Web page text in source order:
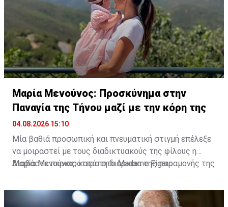
Μαρία Μενούνος: Προσκύνημα στην
Παναγία της Τήνου μαζί με την κόρη της
04.08.2026 15:10
Μία βαθιά προσωπική και πνευματική στιγμή επέλεξε
να μοιραστεί με τους διαδικτυακούς της φίλους η
Μαρία Μενούνος, κατά τη διάρκεια της παραμονής της
επισκέφθηκε την Παναγία της Τήνου, έχοντας στο
πλευρό της τη μικρή της κόρη, Αθηνά, σε ένα
Διαβάστε περισσότερα στο Madame Figaro